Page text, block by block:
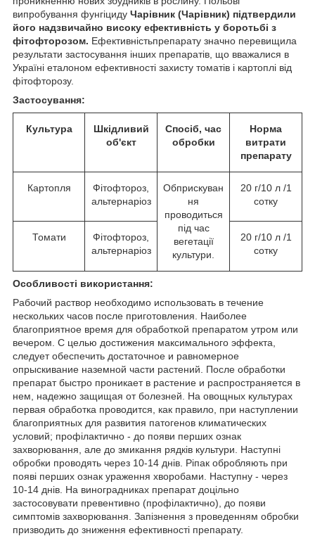
випробування фунгіциду Чарівник (Чарівник) підтвердили
його надзвичайно високу ефективність у боротьбі з
фітофторозом. Ефективністьпрепарату значно перевищила
результати застосування інших препаратів, що вважалися в
Україні еталоном ефективності захисту томатів і картоплі від
фітофторозу.
Застосування:
Культура
Шкідливий
об'єкт
Спосіб, час
обробки
Норма
витрати
препарату
Картопля
Фітофтороз,
альтернаріоз
Обприскуван
ня
проводиться
під час
вегетації
культури.
20 г/10 л /1
сотку
Томати
Фітофтороз,
альтернаріоз
20 г/10 л /1
сотку
Особливості використання:
Рабочий раствор необходимо использовать в течение
нескольких часов после приготовления. Наиболее
благоприятное время для обработкой препаратом утром или
вечером. С целью достижения максимального эффекта,
следует обеспечить достаточное и равномерное
опрыскивание наземной части растений. После обработки
препарат быстро проникает в растение и распространяется в
нем, надежно защищая от болезней. На овощных культурах
первая обработка проводится, как правило, при наступлении
благоприятных для развития патогенов климатических
условий; профілактично - до появи перших ознак
захворювання, але до змикання рядків культури. Наступні
обробки проводять через 10-14 днів. Ріпак обробляють при
появі перших ознак ураження хворобами. Наступну - через
10-14 днів. На виноградниках препарат доцільно
застосовувати превентивно (профілактично), до появи
симптомів захворювання. Запізнення з проведенням обробки
призводить до зниження ефективності препарату.